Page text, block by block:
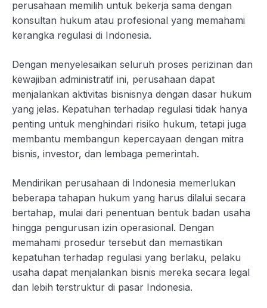
perusahaan memilih untuk bekerja sama dengan
konsultan hukum atau profesional yang memahami
kerangka regulasi di Indonesia.
Dengan menyelesaikan seluruh proses perizinan dan
kewajiban administratif ini, perusahaan dapat
menjalankan aktivitas bisnisnya dengan dasar hukum
yang jelas. Kepatuhan terhadap regulasi tidak hanya
penting untuk menghindari risiko hukum, tetapi juga
membantu membangun kepercayaan dengan mitra
bisnis, investor, dan lembaga pemerintah.
Mendirikan perusahaan di Indonesia memerlukan
beberapa tahapan hukum yang harus dilalui secara
bertahap, mulai dari penentuan bentuk badan usaha
hingga pengurusan izin operasional. Dengan
memahami prosedur tersebut dan memastikan
kepatuhan terhadap regulasi yang berlaku, pelaku
usaha dapat menjalankan bisnis mereka secara legal
dan lebih terstruktur di pasar Indonesia.